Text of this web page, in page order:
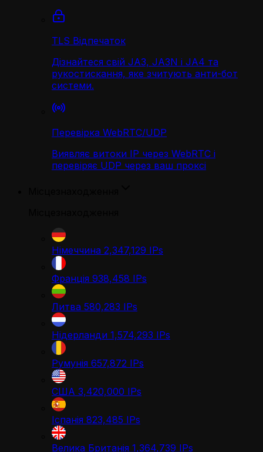
TLS Відпечаток
Дізнайтеся свій JA3, JA3N і JA4 та
рукостискання, яке зчитують анти-бот
системи.
Перевірка WebRTC/UDP
Виявляє витоки IP через WebRTC і
перевіряє UDP через ваш проксі
Німеччина 2,347,129 IPs
Франція 938,458 IPs
Литва 580,283 IPs
Нідерланди 1,574,293 IPs
Румунія 657,872 IPs
США 3,420,000 IPs
Іспанія 823,485 IPs
Велика Британія 1,364,739 IPs